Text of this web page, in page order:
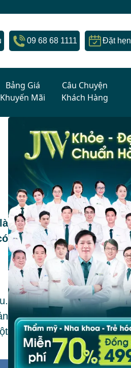
09 68 68 1111 Đặt hẹn
Bảng Giá
Khuyến Mãi
Câu Chuyện
Khách Hàng